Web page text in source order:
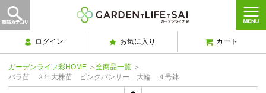
ログイン お気に入り カート
ガーデンライフ彩HOME ＞ 全商品一覧 ＞
バラ苗 ２年大株苗 ピンクパンサー 大輪 ４号鉢